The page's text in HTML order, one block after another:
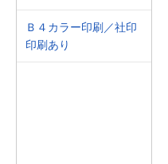
Ｂ４カラー印刷／社印
印刷あり